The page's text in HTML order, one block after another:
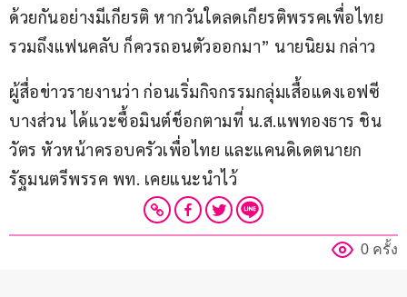
ด้วยกันอย่างมีเกียรติ หากวันใดลดเกียรติพรรคเพื่อไทย
รวมถึงแฟนคลับ ก็ควรถอนตัวออกมา” นายนิยม กล่าว
ผู้สื่อข่าวรายงานว่า ก่อนเริ่มกิจกรรมกลุ่มเสื้อแดงเอฟซี
บางส่วน ได้แวะซื้อมินต์ช็อกตามที่ น.ส.แพทองธาร ชิน
วัตร หัวหน้าครอบครัวเพื่อไทย และแคนดิเดตนายก
รัฐมนตรีพรรค พท. เคยแนะนำไว้
0 ครั้ง